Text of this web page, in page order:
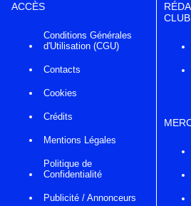
ACCÈS
Conditions Générales
d'Utilisation (CGU)
Contacts
Cookies
Crédits
Mentions Légales
Politique de
Confidentialité
Publicité / Annonceurs